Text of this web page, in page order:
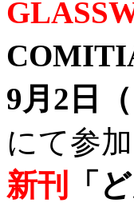
9月2日
にて参
新刊
「